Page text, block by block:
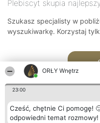
ORŁY Wnętrz
23:00
Cześć, chętnie Ci pomogę!
odpowiedni temat rozmowy!
Plebiscyt skupia
Szukasz specjalisty w
wyszukiwarkę. Korzystaj